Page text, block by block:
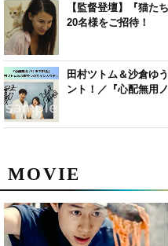
MOVIE
【監督登壇】『猫た
20名様をご招待！
田村ツトム＆沙倉ゆ
ント！／『心配無用